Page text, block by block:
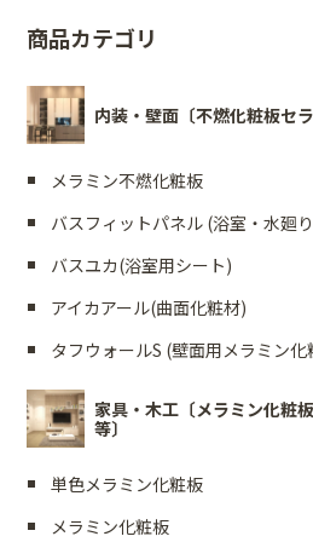
商品カテゴリ
内装・壁面〔不燃化粧板セ
メラミン不燃化粧板
バスフィットパネル (浴室・水廻
バスユカ(浴室用シート)
アイカアール(曲面化粧材)
タフウォールS (壁面用メラミン化
家具・木工〔メラミン化粧
等〕
単色メラミン化粧板
メラミン化粧板